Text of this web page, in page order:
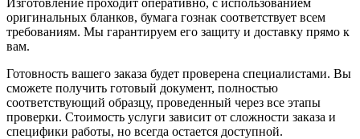
Изготовление проходит оперативно, с использованием
оригинальных бланков, бумага гознак соответствует всем
требованиям. Мы гарантируем его защиту и доставку прямо к
вам.
Готовность вашего заказа будет проверена специалистами. Вы
сможете получить готовый документ, полностью
соответствующий образцу, проведенный через все этапы
проверки. Стоимость услуги зависит от сложности заказа и
специфики работы, но всегда остается доступной.